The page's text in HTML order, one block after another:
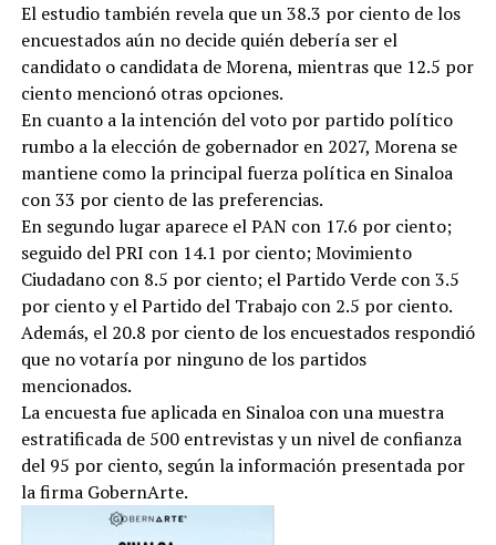
El estudio también revela que un 38.3 por ciento de los
encuestados aún no decide quién debería ser el
candidato o candidata de Morena, mientras que 12.5 por
ciento mencionó otras opciones.
En cuanto a la intención del voto por partido político
rumbo a la elección de gobernador en 2027, Morena se
mantiene como la principal fuerza política en Sinaloa
con 33 por ciento de las preferencias.
En segundo lugar aparece el PAN con 17.6 por ciento;
seguido del PRI con 14.1 por ciento; Movimiento
Ciudadano con 8.5 por ciento; el Partido Verde con 3.5
por ciento y el Partido del Trabajo con 2.5 por ciento.
Además, el 20.8 por ciento de los encuestados respondió
que no votaría por ninguno de los partidos
mencionados.
La encuesta fue aplicada en Sinaloa con una muestra
estratificada de 500 entrevistas y un nivel de confianza
del 95 por ciento, según la información presentada por
la firma GobernArte.